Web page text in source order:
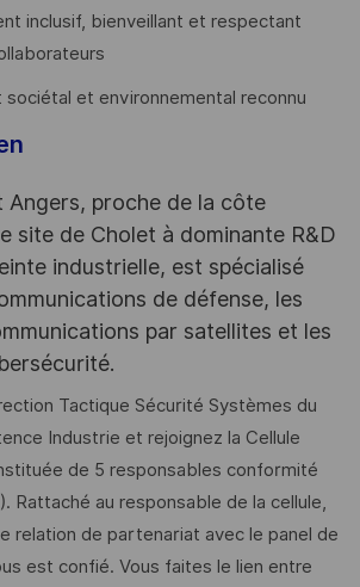
inclusif, bienveillant et respectant
sociétal et environnemental reconnu
Angers, proche de la côte
site de Cholet à dominante R&D
industrielle, est spécialisé
de défense, les
par satellites et les
Tactique Sécurité Systèmes du
Industrie et rejoignez la Cellule
de 5 responsables conformité
Rattaché au responsable de la cellule,
relation de partenariat avec le panel de
est confié. Vous faites le lien entre